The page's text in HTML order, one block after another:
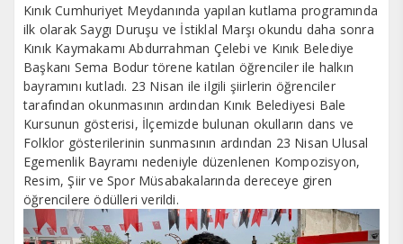
Kınık Cumhuriyet Meydanında yapılan kutlama programında
ilk olarak Saygı Duruşu ve İstiklal Marşı okundu daha sonra
Kınık Kaymakamı Abdurrahman Çelebi ve Kınık Belediye
Başkanı Sema Bodur törene katılan öğrenciler ile halkın
bayramını kutladı. 23 Nisan ile ilgili şiirlerin öğrenciler
tarafından okunmasının ardından Kınık Belediyesi Bale
Kursunun gösterisi, İlçemizde bulunan okulların dans ve
Folklor gösterilerinin sunmasının ardından 23 Nisan Ulusal
Egemenlik Bayramı nedeniyle düzenlenen Kompozisyon,
Resim, Şiir ve Spor Müsabakalarında dereceye giren
öğrencilere ödülleri verildi.